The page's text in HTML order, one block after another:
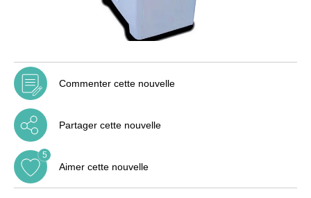
Commenter cette nouvelle
Partager cette nouvelle
Aimer cette nouvelle
5